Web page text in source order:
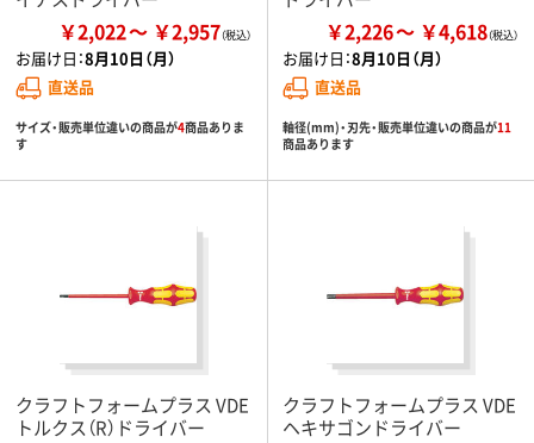
￥2,022 ￥2,957
お届け日：8月10日（月）
直送品
サイズ・販売単位違いの商品が4商品ありま
す
￥2,226 ￥4,618
お届け日：8月10日（月）
直送品
軸径(mm)・刃先・販売単位違いの商品が11
商品あります
クラフトフォームプラス VDE
トルクス（R）ドライバー
クラフトフォームプラス VDE
ヘキサゴンドライバー